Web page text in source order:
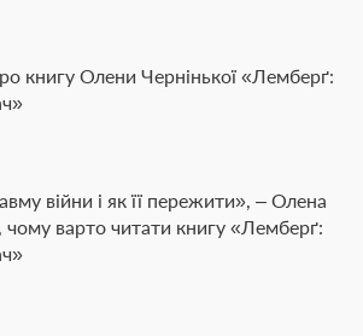
книгу Олени Чернінької «Лемберґ:
війни і як її пережити», – Олена
чому варто читати книгу «Лемберґ: